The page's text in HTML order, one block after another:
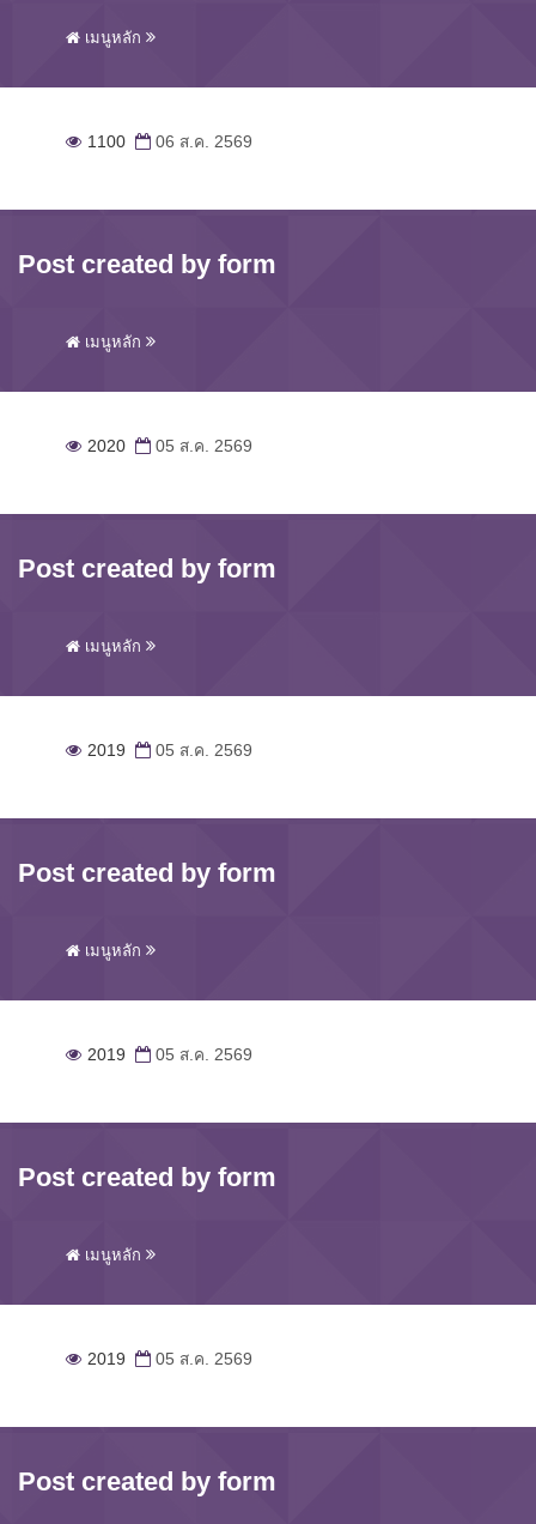
เมนูหลัก
1100 06 ส.ค. 2569
Post created by form
เมนูหลัก
2020 05 ส.ค. 2569
Post created by form
เมนูหลัก
2019 05 ส.ค. 2569
Post created by form
เมนูหลัก
2019 05 ส.ค. 2569
Post created by form
เมนูหลัก
2019 05 ส.ค. 2569
Post created by form